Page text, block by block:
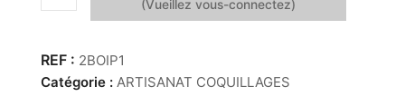
de
Pilule
Tigris
2BOIP1
Catégorie : ARTISANAT COQUILLAGES